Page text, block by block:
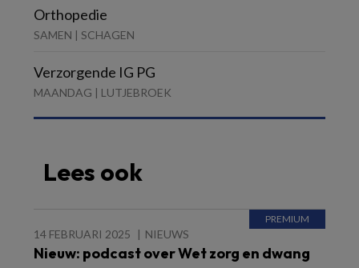
Orthopedie
SAMEN | SCHAGEN
Verzorgende IG PG
MAANDAG | LUTJEBROEK
Lees ook
14 FEBRUARI 2025 NIEUWS
Nieuw: podcast over Wet zorg en dwang